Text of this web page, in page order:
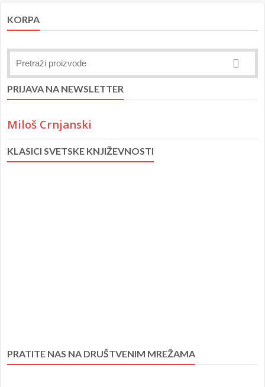
KORPA
PRIJAVA NA NEWSLETTER
Miloš Crnjanski
KLASICI SVETSKE KNJIŽEVNOSTI
PRATITE NAS NA DRUŠTVENIM MREŽAMA